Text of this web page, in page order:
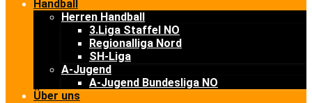
Handball
Herren Handball
3.Liga Staffel NO
Regionalliga Nord
SH-Liga
A-Jugend
A-Jugend Bundesliga NO
Über uns